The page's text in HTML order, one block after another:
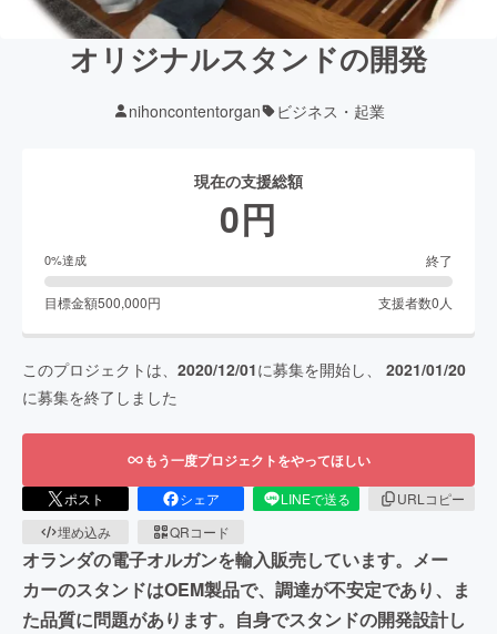
オリジナルスタンドの開発
nihoncontentorgan ビジネス・起業
現在の支援総額
0円
0%達成 終了
目標金額500,000円 支援者数0 人
このプロジェクトは、 2020/12/01に募集を開始し、 2021/01/20
に募集を終了しました
もう一度プロジェクトをやってほしい
ポスト シェア LINEで送る
URLコピー
埋め込み
QRコード
オランダの電子オルガンを輸入販売しています。メー
カーのスタンドはOEM製品で、調達が不安定であり、ま
た品質に問題があります。自身でスタンドの開発設計し